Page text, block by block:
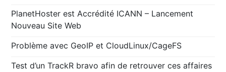
PlanetHoster est Accrédité ICANN – Lancement
Nouveau Site Web
Problème avec GeoIP et CloudLinux/CageFS
Test d’un TrackR bravo afin de retrouver ces affaires